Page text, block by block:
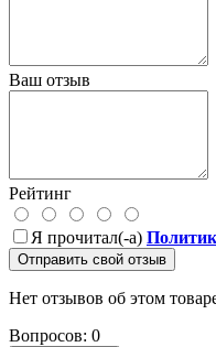
Ваш отзыв
Рейтинг
Я прочитал(-а)
Отправить свой отзыв
Нет отзывов об этом
Вопросов: 0